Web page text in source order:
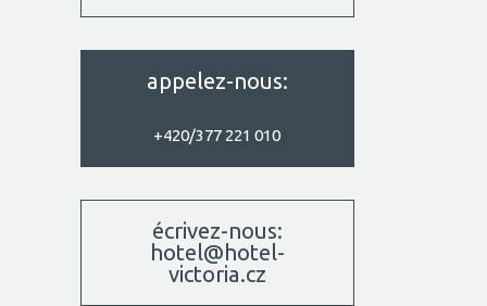
appelez-nous:
+420/377 221 010
écrivez-nous:
hotel@hotel-
victoria.cz